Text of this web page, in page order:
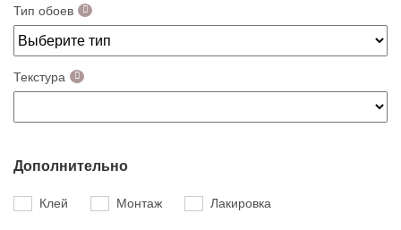
Тип обоев
Текстура
Дополнительно
Клей Монтаж Лакировка